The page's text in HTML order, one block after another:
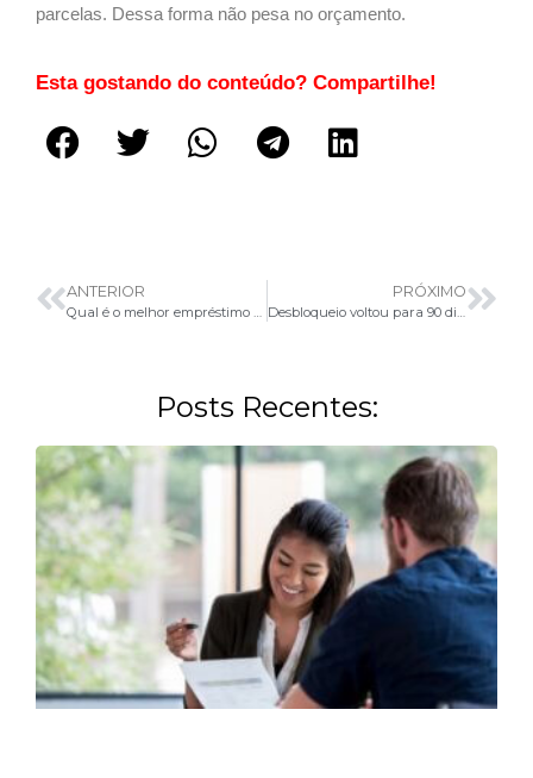
parcelas. Dessa forma não pesa no orçamento.
Esta gostando do conteúdo? Compartilhe!
ANTERIOR
Qual é o melhor empréstimo para aposentados e pensionistas do INSS?
PRÓXIMO
Desbloqueio voltou para 90 dias
Posts Recentes: